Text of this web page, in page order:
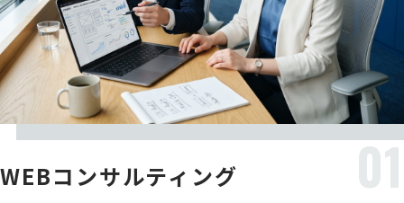
01
WEBコンサルティング